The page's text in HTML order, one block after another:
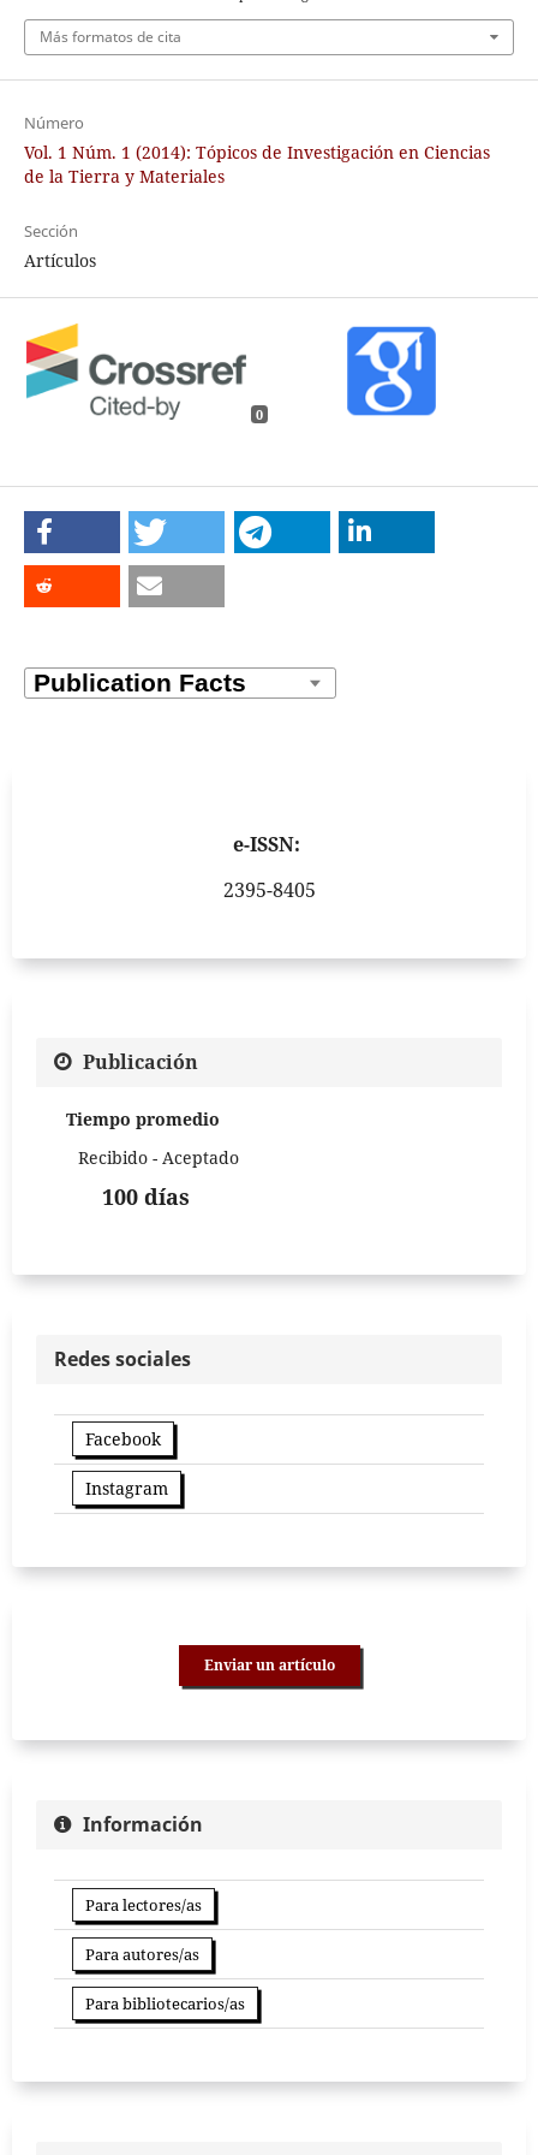
Más formatos de cita
Número
Vol. 1 Núm. 1 (2014): Tópicos de Investigación en Ciencias
de la Tierra y Materiales
Sección
Artículos
0
e-ISSN:
2395-8405
Publicación
Tiempo promedio
Recibido - Aceptado
100 días
Redes sociales
Facebook
Instagram
Enviar un artículo
Información
Para lectores/as
Para autores/as
Para bibliotecarios/as